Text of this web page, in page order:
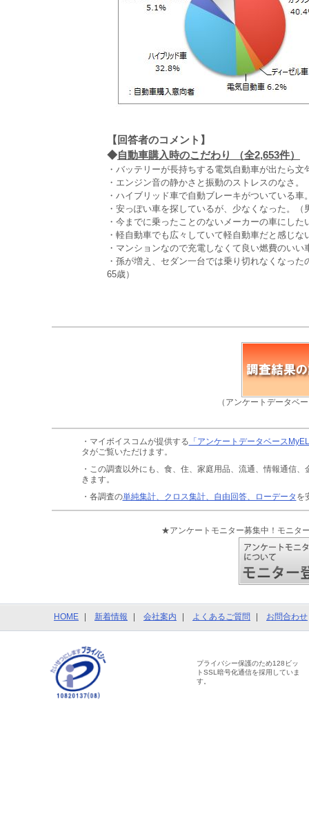
【回答者のコメント】
◆自動車購入時のこだわり （全2,653件）
・バッテリーが長持ちする電気自動車が出たら
・エンジン音の静かさと振動のストレスのなさ。
・ハイブリッド車で自動ブレーキがついている車
・安っぽい車を探しているが、少なくなった。（
・今までに乗ったことのないメーカーの車にした
・軽自動車でも広々していて軽自動車だと感じ
・マンションなので充電しなくて良い燃費のいい
・孫が増え、セダン一台では乗り切れなくなっ
65歳）
（アンケートデータベ
・マイボイスコムが提供する 「アンケートデータベース
タがご覧いただけます。
・この調査以外にも、食、住、家庭用品、流通、情報通信、
きます。
・各調査の単純集計、クロス集計、自由回答、ローデータ を
★アンケートモニター募集中！モニタ
HOME 新着情報 会社案内 よくあるご質問 お問合わせ
プライバシー保護のため128ビッ
トSSL暗号化通信を採用していま
す。